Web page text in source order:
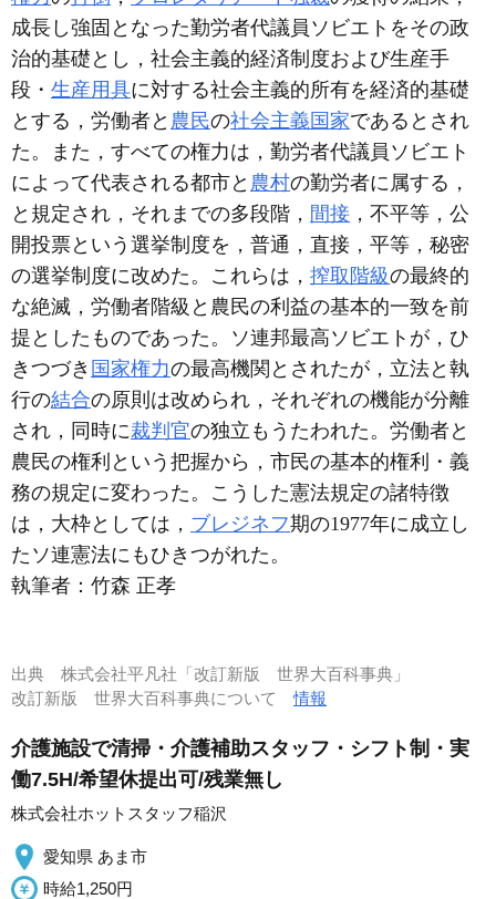
成長し強固となった勤労者代議員ソビエトをその政
治的基礎とし，社会主義的経済制度および生産手
段・ 生産用具に対する社会主義的所有を経済的基礎
とする，労働者と 農民の社会主義国家であるとされ
た。また，すべての権力は，勤労者代議員ソビエト
によって代表される都市と 農村の勤労者に属する，
と規定され，それまでの多段階， 間接 ，不平等，公
開投票という選挙制度を，普通，直接，平等，秘密
の選挙制度に改めた。これらは， 搾取階級の最終的
な絶滅，労働者階級と農民の利益の基本的一致を前
提としたものであった。ソ連邦最高ソビエトが，ひ
きつづき 国家権力の最高機関とされたが，立法と執
行の結合の原則は改められ，それぞれの機能が分離
され，同時に裁判官の独立もうたわれた。労働者と
農民の権利という把握から，市民の基本的権利・義
務の規定に変わった。こうした憲法規定の諸特徴
は，大枠としては， ブレジネフ期の1977年に成立し
たソ連憲法にもひきつがれた。
執筆者： 竹森 正孝
出典 株式会社平凡社「改訂新版 世界大百科事典」
改訂新版 世界大百科事典について情報
介護施設で清掃・介護補助スタッフ・シフト制・実
働7.5H/希望休提出可/残業無し
株式会社ホットスタッフ稲沢
愛知県 あま市
時給1,250円